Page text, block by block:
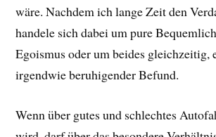
wäre. Nachdem ich lange Zeit den
handele sich dabei um pure
Egoismus oder um beides gleichzeitig,
irgendwie beruhigender Befund.
Wenn über gutes und schlechtes